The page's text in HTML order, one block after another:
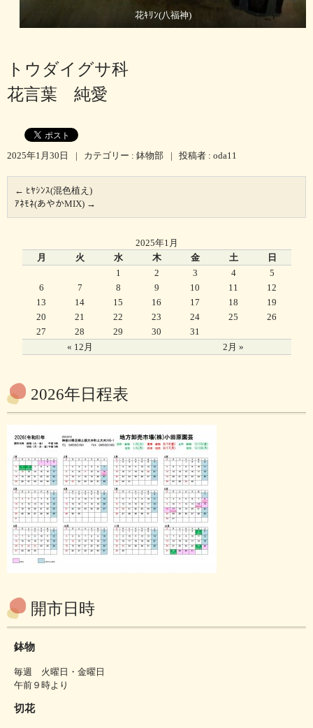
花ｷﾘﾝ(八福神)
トウダイグサ科
花言葉 純愛
2025年1月30日 | カテゴリー : 鉢物部 | 投稿者 : oda11
← ﾋﾔｼﾝｽ(混色植え)
ｱﾈﾓﾈ(あやかMIX) →
2025年1月
月
火 水 木 金 土 日
« 12月 2月 »
1 2 3 4
5
6
7 8 9 10 11
12
13
14 15 16 17 18
19
20
21 22 23 24 25
26
27
28 29 30 31
2026年日程表
開市日時
鉢物
毎週 火曜日・金曜日
午前９時より
切花